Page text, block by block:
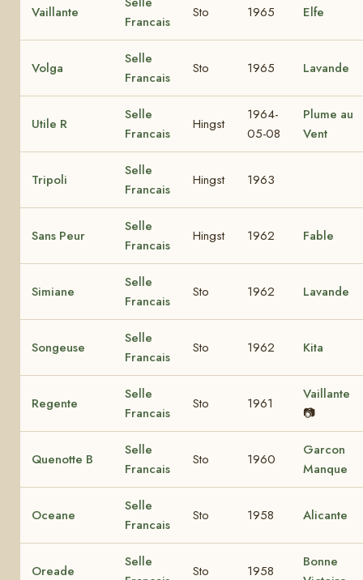
Vaillante
Francais
Sto 1965 Elfe
Volga
Selle
Francais
Sto 1965 Lavande
Utile R
Selle
Francais
Hingst
1964-
05-08
Plume au
Vent
Tripoli
Selle
Francais
Hingst 1963
Sans Peur
Selle
Francais
Hingst 1962 Fable
Simiane
Selle
Francais
Sto 1962 Lavande
Songeuse
Selle
Francais
Sto 1962 Kita
Regente
Selle
Francais
Sto 1961
Vaillante
📷
Quenotte B
Selle
Francais
Sto 1960
Garcon
Manque
Oceane
Selle
Francais
Sto 1958 Alicante
Oreade
Selle
Sto 1958
Bonne